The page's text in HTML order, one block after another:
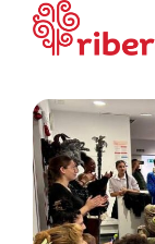
Saltar
contenido